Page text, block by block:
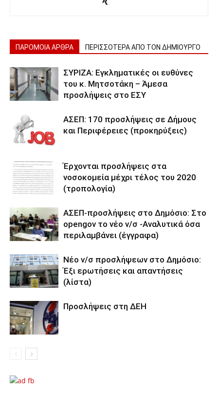
ΠΑΡΟΜΟΙΑ ΑΡΘΡΑ ΠΕΡΙΣΣΟΤΕΡΑ ΑΠΟ ΤΟΝ ΔΗΜΙΟΥΡΓΟ
ΣΥΡΙΖΑ: Εγκληματικές οι ευθύνες
του κ. Μητσοτάκη – Άμεσα
προσλήψεις στο ΕΣΥ
ΑΣΕΠ: 170 προσλήψεις σε Δήμους
και Περιφέρειες (προκηρύξεις)
Έρχονται προσλήψεις στα
νοσοκομεία μέχρι τέλος του 2020
(τροπολογία)
ΑΣΕΠ-προσλήψεις στο Δημόσιο: Στο
opengov το νέο ν/σ -Αναλυτικά όσα
περιλαμβάνει (έγγραφα)
Νέο ν/σ προσλήψεων στο Δημόσιο:
Έξι ερωτήσεις και απαντήσεις
(λίστα)
Προσλήψεις στη ΔΕΗ